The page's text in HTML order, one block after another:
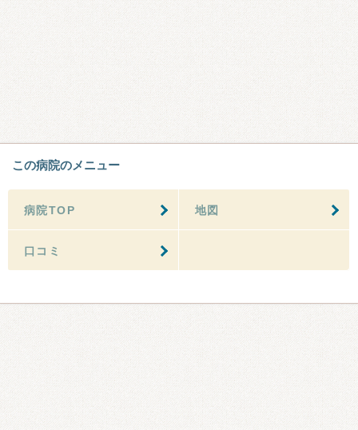
この病院のメニュー
病院TOP 地図
口コミ